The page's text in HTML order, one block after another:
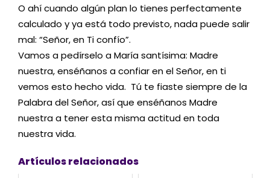
O ahí cuando algún plan lo tienes perfectamente
calculado y ya está todo previsto, nada puede salir
mal: “Señor, en Ti confío”.
Vamos a pedírselo a María santísima: Madre
nuestra, enséñanos a confiar en el Señor, en ti
vemos esto hecho vida. Tú te fiaste siempre de la
Palabra del Señor, así que enséñanos Madre
nuestra a tener esta misma actitud en toda
nuestra vida.
Artículos relacionados